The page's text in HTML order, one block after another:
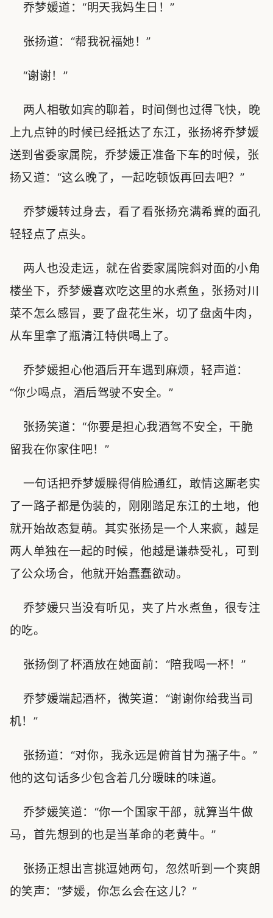
乔梦媛道：“明天我妈生日！”
张扬道：“帮我祝福她！”
“谢谢！”
两人相敬如宾的聊着，时间倒也过得飞快，晚
上九点钟的时候已经抵达了东江，张扬将乔梦媛
送到省委家属院，乔梦媛正准备下车的时候，张
扬又道：“这么晚了，一起吃顿饭再回去吧？”
乔梦媛转过身去，看了看张扬充满希冀的面孔
轻轻点了点头。
两人也没走远，就在省委家属院斜对面的小角
楼坐下，乔梦媛喜欢吃这里的水煮鱼，张扬对川
菜不怎么感冒，要了盘花生米，切了盘卤牛肉，
从车里拿了瓶清江特供喝上了。
乔梦媛担心他酒后开车遇到麻烦，轻声道：
“你少喝点，酒后驾驶不安全。”
张扬笑道：“你要是担心我酒驾不安全，干脆
留我在你家住吧！”
一句话把乔梦媛臊得俏脸通红，敢情这厮老实
了一路子都是伪装的，刚刚踏足东江的土地，他
就开始故态复萌。其实张扬是一个人来疯，越是
两人单独在一起的时候，他越是谦恭受礼，可到
了公众场合，他就开始蠢蠢欲动。
乔梦媛只当没有听见，夹了片水煮鱼，很专注
的吃。
张扬倒了杯酒放在她面前：“陪我喝一杯！”
乔梦媛端起酒杯，微笑道：“谢谢你给我当司
机！”
张扬道：“对你，我永远是俯首甘为孺子牛。”
他的这句话多少包含着几分暧昧的味道。
乔梦媛笑道：“你一个国家干部，就算当牛做
马，首先想到的也是当革命的老黄牛。”
张扬正想出言挑逗她两句，忽然听到一个爽朗
的笑声：“梦媛，你怎么会在这儿？”